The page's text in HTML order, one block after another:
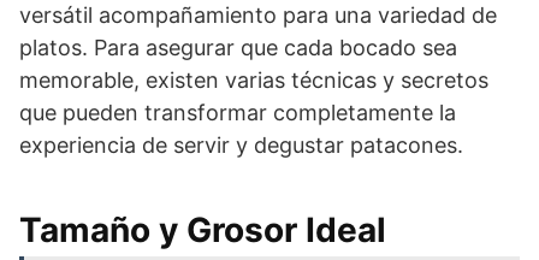
versátil acompañamiento para una variedad de
platos. Para asegurar que cada bocado sea
memorable, existen varias técnicas y secretos
que pueden transformar completamente la
experiencia de servir y degustar patacones.
Tamaño y Grosor Ideal